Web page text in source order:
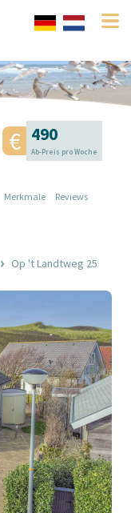
490
Ab-Preis pro Woche
Merkmale
Reviews
Op 't Landtweg 25